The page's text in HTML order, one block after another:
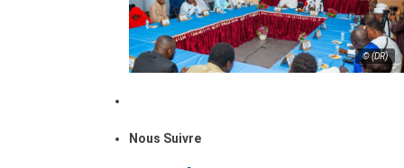
© (DR)
Nous Suivre